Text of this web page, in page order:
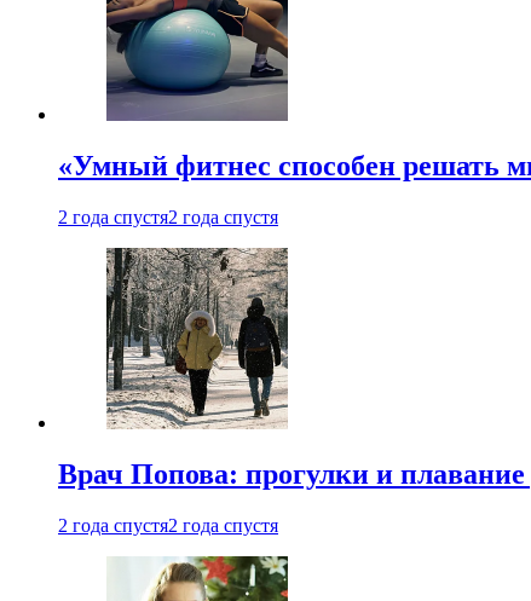
«Умный фитнес способен решать
2 года спустя2 года спустя
Врач Попова: прогулки и
2 года спустя2 года спустя